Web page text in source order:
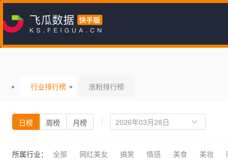
行业排行榜 涨粉排行榜
日榜 周榜 月榜
所属行业： 全部 网红美女 搞笑 情感 美食 美妆